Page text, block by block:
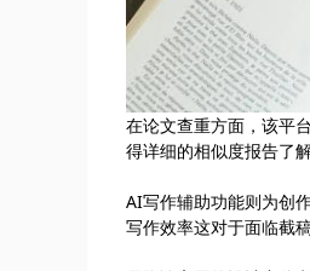
在论文查重方面，该平
得详细的相似度报告了
AI写作辅助功能则为创
写作效率这对于面临截